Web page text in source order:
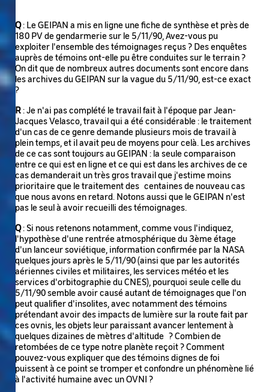
Q: Le GEIPAN a mis en ligne une fiche de synthèse et près de
180 PV de gendarmerie sur le 5/11/90, Avez-vous pu
exploiter l'ensemble des témoignages reçus ? Des enquêtes
auprès de témoins ont-elle pu être conduites sur le terrain ?
On dit que de nombreux autres documents sont encore dans
les archives du GEIPAN sur la vague du 5/11/90, est-ce exact
?
R: Je n'ai pas complété le travail fait à l'époque par Jean-
Jacques Velasco, travail qui a été considérable : le traitement
d'un cas de ce genre demande plusieurs mois de travail à
plein temps, et il avait peu de moyens pour celà. Les archives
de ce cas sont toujours au GEIPAN : la seule comparaison
entre ce qui est en ligne et ce qui est dans les archives de ce
cas demanderait un très gros travail que j'estime moins
prioritaire que le traitement des centaines de nouveau cas
que nous avons en retard. Notons aussi que le GEIPAN n'est
pas le seul à avoir recueilli des témoignages.
Q: Si nous retenons notamment, comme vous l'indiquez,
l'hypothèse d'une rentrée atmosphérique du 3ème étage
d'un lanceur soviétique, information confirmée par la NASA
quelques jours après le 5/11/90 (ainsi que par les autorités
aériennes civiles et militaires, les services météo et les
services d'orbitographie du CNES), pourquoi seule celle du
5/11/90 semble avoir causé autant de témoignages que l'on
peut qualifier d'insolites, avec notamment des témoins
prétendant avoir des impacts de lumière sur la route fait par
ces ovnis, les objets leur paraissant avancer lentement à
quelques dizaines de mètres d'altitude ? Combien de
retombées de ce type notre planète reçoit ? Comment
pouvez-vous expliquer que des témoins dignes de foi
puissent à ce point se tromper et confondre un phénomène lié
à l'activité humaine avec un OVNI ?